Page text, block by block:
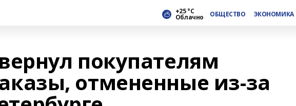
+25 °С
Облачно ОБЩЕСТВО ЭКОНОМИКА
покупателям
отмененные из-за